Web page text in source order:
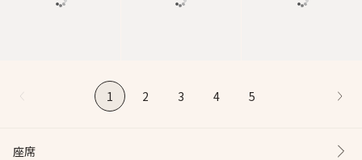
1 2 3 4 5
座席